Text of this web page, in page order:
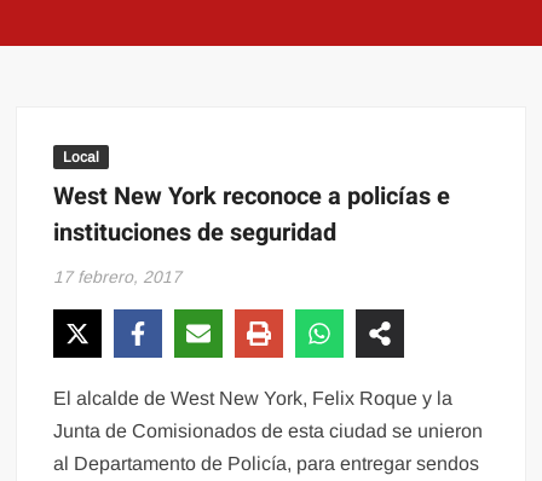
Local
West New York reconoce a policías e
instituciones de seguridad
17 febrero, 2017
El alcalde de West New York, Felix Roque y la
Junta de Comisionados de esta ciudad se unieron
al Departamento de Policía, para entregar sendos